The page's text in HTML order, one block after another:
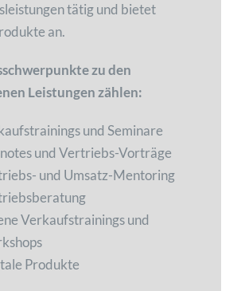
tätig und bietet
an.
zu den
Leistungen zählen:
und Seminare
und Vertriebs-Vorträge
und Umsatz-Mentoring
Verkaufstrainings und
Produkte